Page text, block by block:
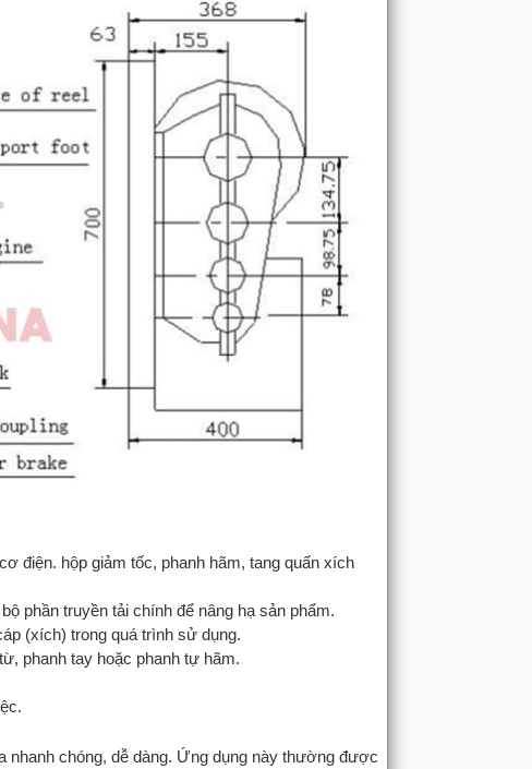
điện. hộp giảm tốc, phanh hãm, tang quấn xích
phần truyền tải chính để nâng hạ sản phẩm.
(xích) trong quá trình sử dụng.
phanh tay hoặc phanh tự hãm.
nhanh chóng, dễ dàng. Ứng dụng này thường được